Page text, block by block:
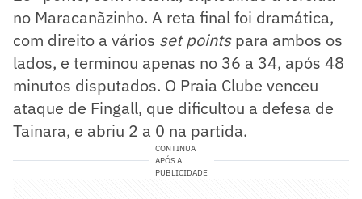
no Maracanãzinho. A reta final foi dramática,
com direito a vários set pointspara ambos os
lados, e terminou apenas no 36 a 34, após 48
minutos disputados. O Praia Clube venceu
ataque de Fingall, que dificultou a defesa de
Tainara, e abriu 2 a 0 na partida.
CONTINUA
APÓS A
PUBLICIDADE